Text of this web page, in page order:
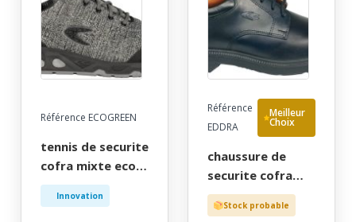
Référence ECOGREEN
tennis de securite
cofra mixte eco-
responsable gris,
ultra-respirante,
Innovation
Référence
EDDRA
Meilleur
Choix
chaussure de
securite cofra
homme, noir, chr
manager, type
Stock probable